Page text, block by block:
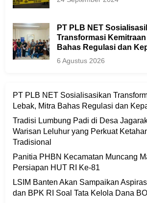
PT PLB NET
Transformasi
Bahas Regulasi dan
6 Agustus 2026
PT PLB NET Sosialisasikan
Lebak, Mitra Bahas Regulasi dan
Tradisi Lumbung Padi di Desa
Warisan Leluhur yang Perkuat
Tradisional
Panitia PHBN Kecamatan Muncang
Persiapan HUT RI Ke-81
LSIM Banten Akan Sampaikan
dan BPK RI Soal Tata Kelola Dana